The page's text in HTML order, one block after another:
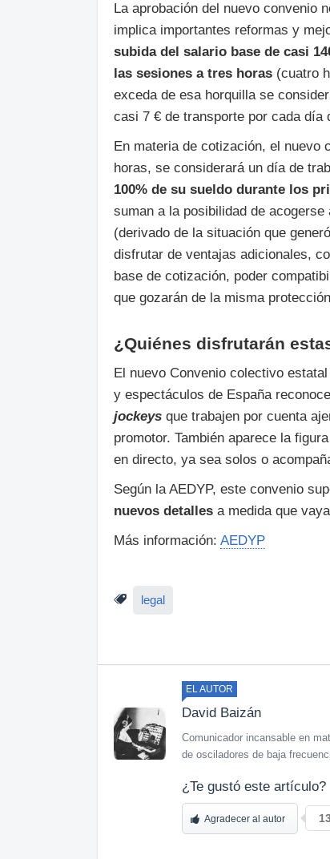
La aprobación del nuevo convenio
implica importantes reformas y
subida del salario base de casi
las sesiones a tres horas (cuatro
exceda de esa horquilla se
casi 7 € de transporte por cada día
En materia de cotización, el nuevo
horas, se considerará un día de
100% de su sueldo durante los
suman a la posibilidad de acogerse
(derivado de la situación que
disfrutar de ventajas adicionales,
base de cotización, poder
que gozarán de la misma
¿Quiénes disfrutarán
El nuevo Convenio colectivo
y espectáculos de España
jockeys que trabajen por cuenta
promotor. También aparece la figura
en directo, ya sea solos o
Según la AEDYP, este convenio
nuevos detalles a medida que
Más información: AEDYP
legal
EL AUTOR
David Baizán
Comunicador incansable en
de osciladores de baja
¿Te gustó este artículo?
Agradecer al autor